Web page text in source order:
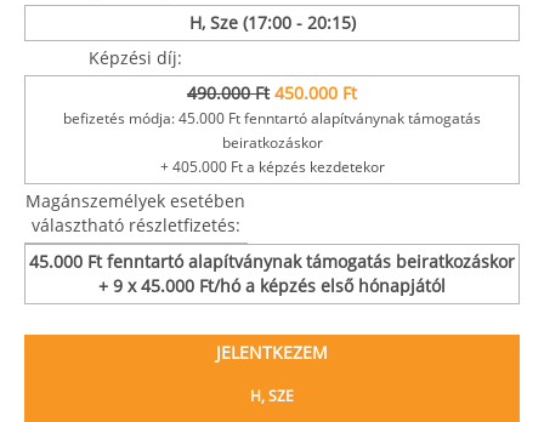
H, Sze (17:00 - 20:15)
Képzési díj:
490.000 Ft 450.000 Ft
befizetés módja: 45.000 Ft fenntartó alapítványnak támogatás
beiratkozáskor
+ 405.000 Ft a képzés kezdetekor
Magánszemélyek esetében
választható részletfizetés:
45.000 Ft fenntartó alapítványnak támogatás beiratkozáskor
+ 9 x 45.000 Ft/hó a képzés első hónapjától
JELENTKEZEM
H, SZE